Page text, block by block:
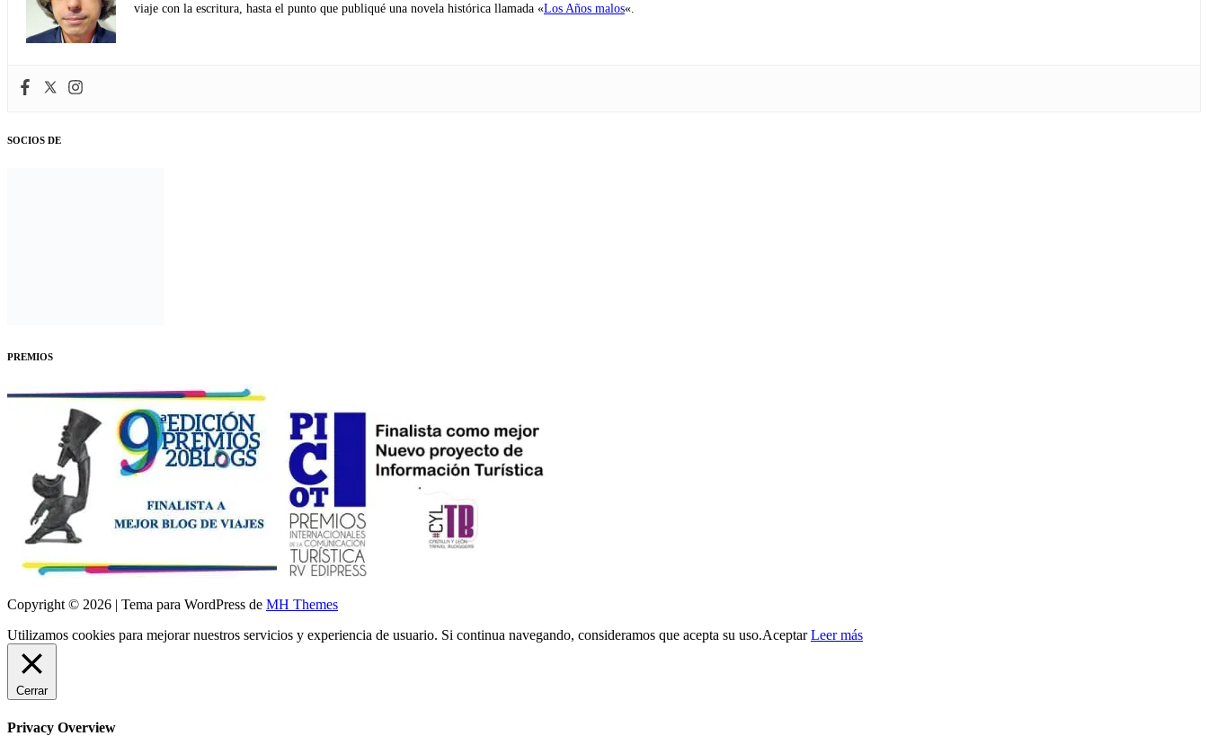
viaje con la escritura, hasta el punto que publiqué una novela histórica llamada «Los Años malos«.
SOCIOS DE
PREMIOS
Copyright © 2026 | Tema para WordPress de MH Themes
Utilizamos cookies para mejorar nuestros servicios y experiencia de usuario. Si continua navegando, consideramos que acepta su uso.Aceptar Leer más
Cerrar
Privacy Overview